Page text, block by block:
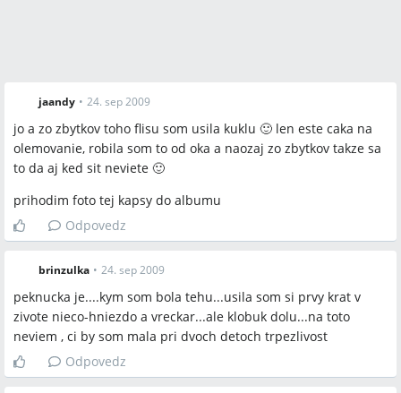
jaandy • 24. sep 2009
jo a zo zbytkov toho flisu som usila kuklu 🙂 len este caka na
olemovanie, robila som to od oka a naozaj zo zbytkov takze sa
to da aj ked sit neviete 🙂
prihodim foto tej kapsy do albumu
Odpovedz
brinzulka • 24. sep 2009
peknucka je....kym som bola tehu...usila som si prvy krat v
zivote nieco-hniezdo a vreckar...ale klobuk dolu...na toto
neviem , ci by som mala pri dvoch detoch trpezlivost
Odpovedz